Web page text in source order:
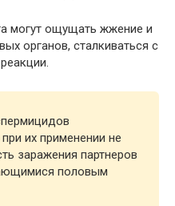
могут ощущать жжение и
органов, сталкиваться с
их применении не
заражения партнеров
половым